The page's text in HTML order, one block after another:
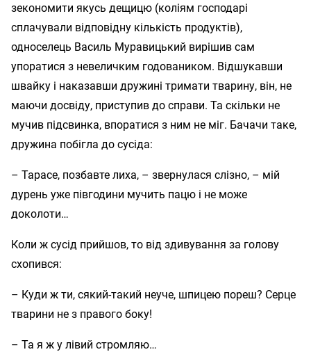
зекономити якусь дещицю (коліям господарі
сплачували відповідну кількість продуктів),
односелець Василь Муравицький вирішив сам
упоратися з невеличким годоваником. Відшукавши
швайку і наказавши дружині тримати тварину, він, не
маючи досвіду, приступив до справи. Та скільки не
мучив підсвинка, впоратися з ним не міг. Бачачи таке,
дружина побігла до сусіда:
– Тарасе, позбавте лиха, – звернулася слізно, – мій
дурень уже півгодини мучить пацю і не може
доколоти…
Коли ж сусід прийшов, то від здивування за голову
схопився:
– Куди ж ти, сякий-такий неуче, шпицею пореш? Серце
тварини не з правого боку!
– Та я ж у лівий стромляю…